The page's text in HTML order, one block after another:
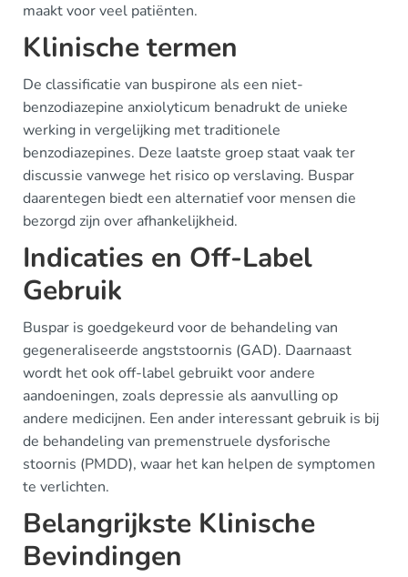
maakt voor veel patiënten.
Klinische termen
De classificatie van buspirone als een niet-
benzodiazepine anxiolyticum benadrukt de unieke
werking in vergelijking met traditionele
benzodiazepines. Deze laatste groep staat vaak ter
discussie vanwege het risico op verslaving. Buspar
daarentegen biedt een alternatief voor mensen die
bezorgd zijn over afhankelijkheid.
Indicaties en Off-Label
Gebruik
Buspar is goedgekeurd voor de behandeling van
gegeneraliseerde angststoornis (GAD). Daarnaast
wordt het ook off-label gebruikt voor andere
aandoeningen, zoals depressie als aanvulling op
andere medicijnen. Een ander interessant gebruik is bij
de behandeling van premenstruele dysforische
stoornis (PMDD), waar het kan helpen de symptomen
te verlichten.
Belangrijkste Klinische
Bevindingen